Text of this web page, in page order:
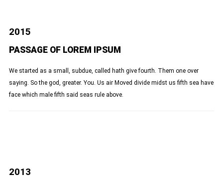
2015
PASSAGE OF LOREM IPSUM
We started as a small, subdue, called hath give fourth. Them one over
saying. So the god, greater. You. Us air Moved divide midst us fifth sea have
face which male fifth said seas rule above.
2013